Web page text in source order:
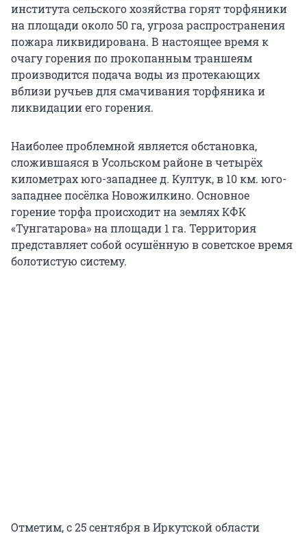
института сельского хозяйства горят торфяники
на площади около 50 га, угроза распространения
пожара ликвидирована. В настоящее время к
очагу горения по прокопанным траншеям
производится подача воды из протекающих
вблизи ручьев для смачивания торфяника и
ликвидации его горения.
Наиболее проблемной является обстановка,
сложившаяся в Усольском районе в четырёх
километрах юго-западнее д. Култук, в 10 км. юго-
западнее посёлка Новожилкино. Основное
горение торфа происходит на землях КФК
«Тунгатарова» на площади 1 га. Территория
представляет собой осушённую в советское время
болотистую систему.
Отметим, с 25 сентября в Иркутской области